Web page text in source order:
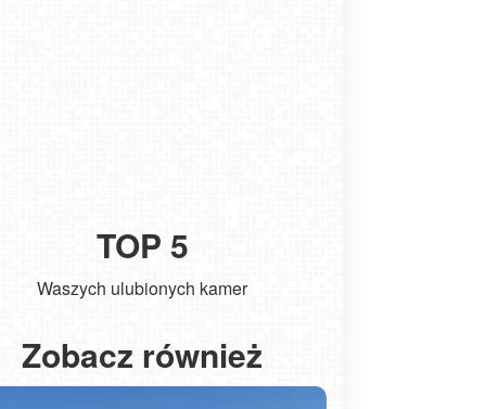
TOP 5
Waszych ulubionych kamer
Kołobrzeg - widok na molo
Zobacz również